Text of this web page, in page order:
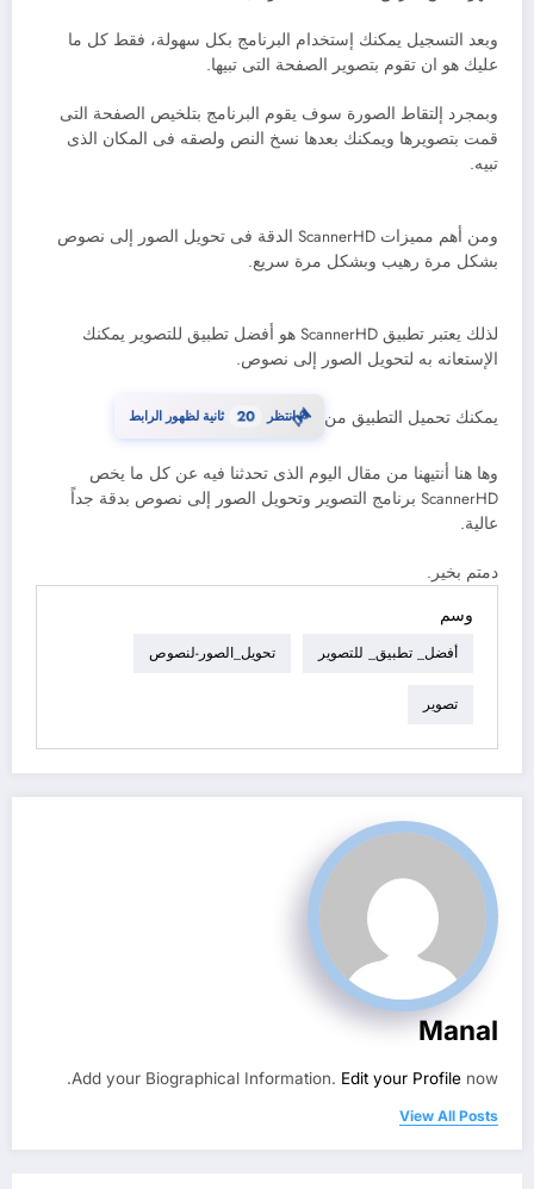
وبعد التسجيل يمكنك إستخدام البرنامج بكل سهولة، فقط كل ما
عليك هو ان تقوم بتصوير الصفحة التى تبيها.
وبمجرد إلتقاط الصورة سوف يقوم البرنامج بتلخيص الصفحة التى
قمت بتصويرها ويمكنك بعدها نسخ النص ولصقه فى المكان الذى
تبيه.
ومن أهم مميزات ScannerHD الدقة فى تحويل الصور إلى نصوص
بشكل مرة رهيب وبشكل مرة سريع.
لذلك يعتبر تطبيق ScannerHD هو أفضل تطبيق للتصوير يمكنك
الإستعانه به لتحويل الصور إلى نصوص.
يمكنك تحميل التطبيق من ⏳انتظر 20 ثانية لظهور الرابط
وها هنا أنتيهنا من مقال اليوم الذى تحدثنا فيه عن كل ما يخص
ScannerHD برنامج التصوير وتحويل الصور إلى نصوص بدقة جداً
عالية.
دمتم بخير.
وسم
أفضل_ تطبيق_ للتصوير تحويل_الصور-لنصوص
تصوير
Manal
Add your Biographical Information. Edit your Profile now.
View All Posts